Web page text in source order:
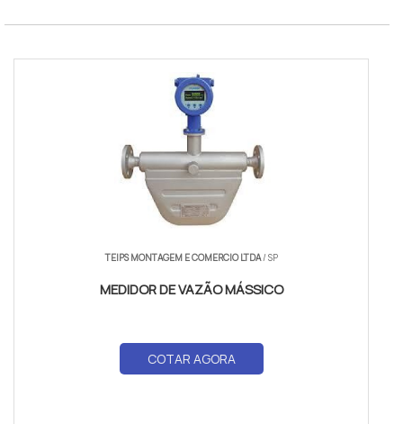
TEIPS MONTAGEM E COMERCIO LTDA/ SP
MEDIDOR DE VAZÃO MÁSSICO
COTAR AGORA